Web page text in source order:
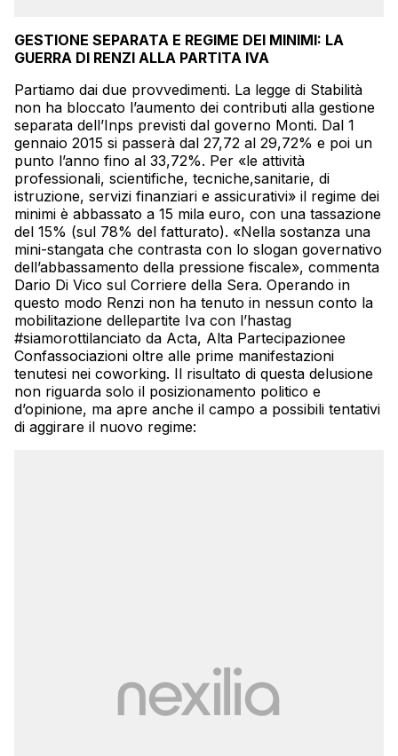
GESTIONE SEPARATA E REGIME DEI MINIMI: LA
GUERRA DI RENZI ALLA PARTITA IVA
Partiamo dai due provvedimenti. La legge di Stabilità
non ha bloccato l’aumento dei contributi alla gestione
separata dell’Inps previsti dal governo Monti. Dal 1
gennaio 2015 si passerà dal 27,72 al 29,72% e poi un
punto l’anno fino al 33,72%. Per «le attività
professionali, scientifiche, tecniche,sanitarie, di
istruzione, servizi finanziari e assicurativi» il regime dei
minimi è abbassato a 15 mila euro, con una tassazione
del 15% (sul 78% del fatturato). «Nella sostanza una
mini-stangata che contrasta con lo slogan governativo
dell’abbassamento della pressione fiscale», commenta
Dario Di Vico sul Corriere della Sera. Operando in
questo modo Renzi non ha tenuto in nessun conto la
mobilitazione dellepartite Iva con l’hastag
#siamorottilanciato da Acta, Alta Partecipazionee
Confassociazioni oltre alle prime manifestazioni
tenutesi nei coworking. Il risultato di questa delusione
non riguarda solo il posizionamento politico e
d’opinione, ma apre anche il campo a possibili tentativi
di aggirare il nuovo regime: